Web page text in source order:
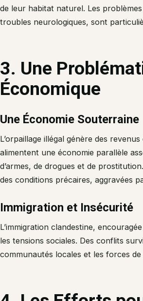
de leur habitat naturel. Les
troubles neurologiques, sont
3. Une
Économique
Une Économie Souterraine
L’orpaillage illégal génère des
alimentent une économie parallèle
d’armes, de drogues et de
des conditions précaires, aggravées
Immigration et Insécurité
L’immigration clandestine,
les tensions sociales. Des conflits
communautés locales et les forces de